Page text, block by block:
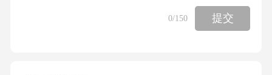
金额的[X%]向甲方支付违约金。逾期超过[X]日
的，甲方有权解除本合同，并要求乙方支付已
0/150 提交